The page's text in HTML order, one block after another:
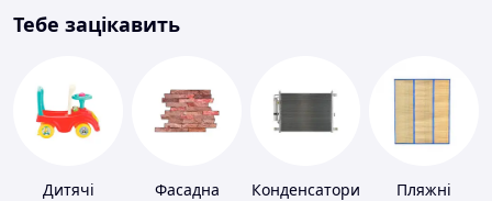
Тебе зацікавить
Дитячі
Фасадна
Конденсатори
Пляжні